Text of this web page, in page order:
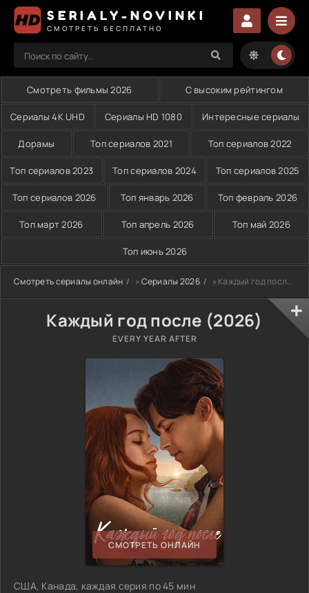
SERIALY-NOVINKI
СМОТРЕТЬ БЕСПЛАТНО
Смотреть фильмы 2026 С высоким рейтингом
Сериалы 4K UHD Сериалы HD 1080 Интересные сериалы
Дорамы Топ сериалов 2021 Топ сериалов 2022
Топ сериалов 2023 Топ сериалов 2024 Топ сериалов 2025
Топ сериалов 2026 Топ январь 2026 Топ февраль 2026
Топ март 2026 Топ апрель 2026 Топ май 2026
Топ июнь 2026
Смотреть сериалы онлайн » Сериалы 2026 » Каждый год после (2026)
Каждый год после (2026)
EVERY YEAR AFTER
СМОТРЕТЬ ОНЛАЙН
США, Канада, каждая серия по 45 мин